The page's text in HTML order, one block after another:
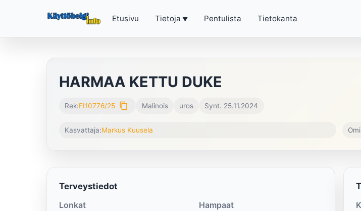
Etusivu Tietoja Pentulista Tietokanta
HARMAA KETTU DUKE
Rek:FI10776/25 content_copy Malinois uros Synt. 25.11.2024
Kasvattaja:Markus Kuusela
Terveystiedot
Lonkat
Hampaat